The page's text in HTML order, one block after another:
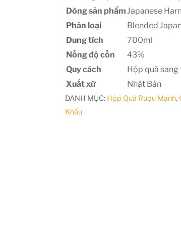
Dòng sản phẩm Japanese
Phân loại
Blended
Dung tích
700ml
Nồng độ cồn
43%
Quy cách
Hộp quà sang
Xuất xứ
Nhật Bản
DANH MỤC: Hộp Quà Rượu Mạnh,
Khẩu